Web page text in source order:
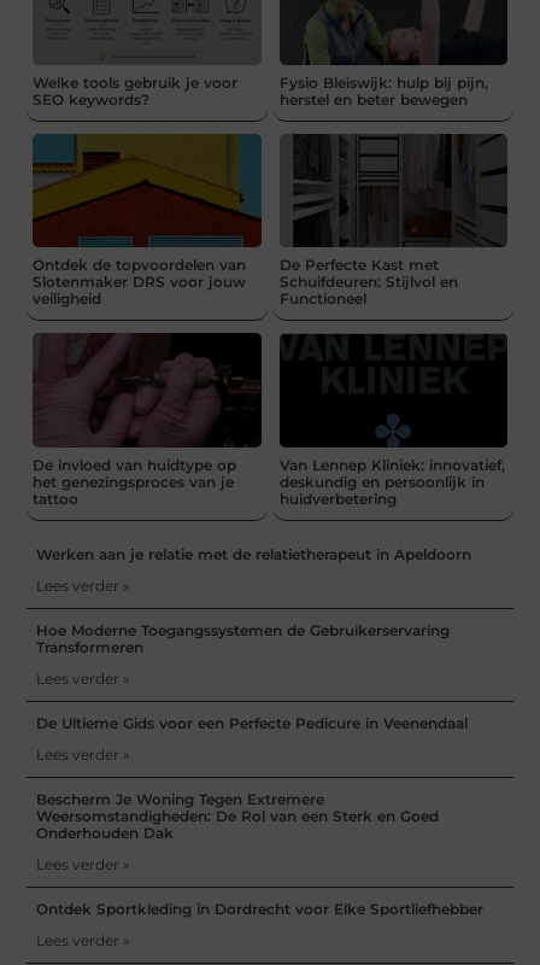
Welke tools gebruik je voor
SEO keywords?
Fysio Bleiswijk: hulp bij pijn,
herstel en beter bewegen
Ontdek de topvoordelen van
Slotenmaker DRS voor jouw
veiligheid
De Perfecte Kast met
Schuifdeuren: Stijlvol en
Functioneel
De invloed van huidtype op
het genezingsproces van je
tattoo
Van Lennep Kliniek: innovatief,
deskundig en persoonlijk in
huidverbetering
Werken aan je relatie met de relatietherapeut in Apeldoorn
Lees verder »
Hoe Moderne Toegangssystemen de Gebruikerservaring
Transformeren
Lees verder »
De Ultieme Gids voor een Perfecte Pedicure in Veenendaal
Lees verder »
Bescherm Je Woning Tegen Extremere
Weersomstandigheden: De Rol van een Sterk en Goed
Onderhouden Dak
Lees verder »
Ontdek Sportkleding in Dordrecht voor Elke Sportliefhebber
Lees verder »